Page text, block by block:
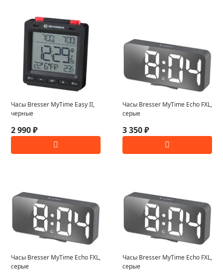
Часы Bresser MyTime Easy II,
черные
2 990 ₽
Часы Bresser MyTime Echo FXL,
серые
3 350 ₽
Часы Bresser MyTime Echo FXL,
серые
Часы Bresser MyTime Echo FXL,
серые